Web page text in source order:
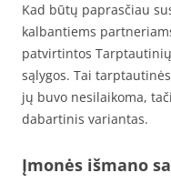
Kad būtų paprasčiau
kalbantiems
patvirtintos Tarptautinių
sąlygos. Tai
jų buvo nesilaikoma,
dabartinis variantas.
Įmonės išmano